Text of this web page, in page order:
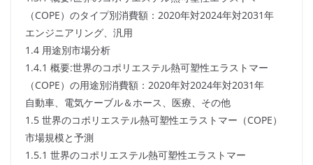
（COPE）のタイプ別消費額：2020年対2024年対2031年
エンジニアリング、汎用
1.4 用途別市場分析
1.4.1 概要:世界のコポリエステル熱可塑性エラストマー
（COPE）の用途別消費額：2020年対2024年対2031年
自動車、電気ケーブル＆ホース、医療、その他
1.5 世界のコポリエステル熱可塑性エラストマー（COPE）
市場規模と予測
1.5.1 世界のコポリエステル熱可塑性エラストマー